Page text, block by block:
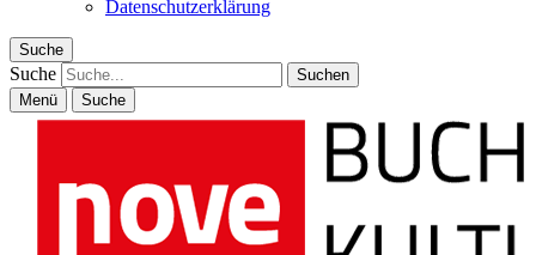
Datenschutzerklärung
Suche
Suche
Menü Suche